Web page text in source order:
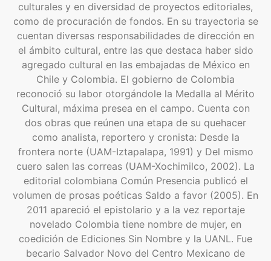
culturales y en diversidad de proyectos editoriales,
como de procuración de fondos. En su trayectoria se
cuentan diversas responsabilidades de dirección en
el ámbito cultural, entre las que destaca haber sido
agregado cultural en las embajadas de México en
Chile y Colombia. El gobierno de Colombia
reconoció su labor otorgándole la Medalla al Mérito
Cultural, máxima presea en el campo. Cuenta con
dos obras que reúnen una etapa de su quehacer
como analista, reportero y cronista: Desde la
frontera norte (UAM-Iztapalapa, 1991) y Del mismo
cuero salen las correas (UAM-Xochimilco, 2002). La
editorial colombiana Común Presencia publicó el
volumen de prosas poéticas Saldo a favor (2005). En
2011 apareció el epistolario y a la vez reportaje
novelado Colombia tiene nombre de mujer, en
coedición de Ediciones Sin Nombre y la UANL. Fue
becario Salvador Novo del Centro Mexicano de